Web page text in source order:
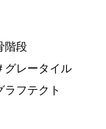
階段
グレータイル
ラフテクト